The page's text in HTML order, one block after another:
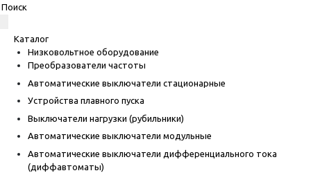
Каталог
Низковольтное оборудование
Преобразователи частоты
Автоматические выключатели стационарные
Устройства плавного пуска
Выключатели нагрузки (рубильники)
Автоматические выключатели модульные
Автоматические выключатели дифференциального тока
(диффавтоматы)